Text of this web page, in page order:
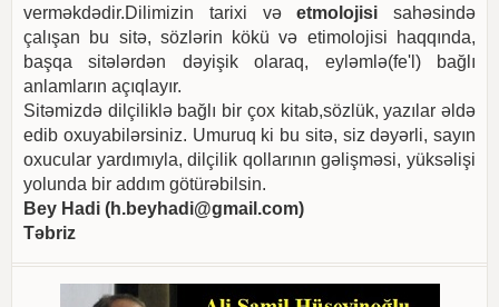
verməkdədir.Dilimizin tarixi vəetmolojisi sahəsində
çalışan bu sitə, sözlərin kökü və etimolojisi haqqında,
başqa sitələrdən dəyişik olaraq, eyləmlə(fe'l) bağlı
anlamların açıqlayır.
Sitəmizdə dilçiliklə bağlı bir çox kitab,sözlük, yazılar əldə
edib oxuyabilərsiniz. Umuruq ki bu sitə, siz dəyərli, sayın
oxucular yardımıyla, dilçilik qollarının gəlişməsi, yüksəlişi
yolunda bir addım götürəbilsin.
Bey Hadi (h.beyhadi@gmail.com)
Təbriz